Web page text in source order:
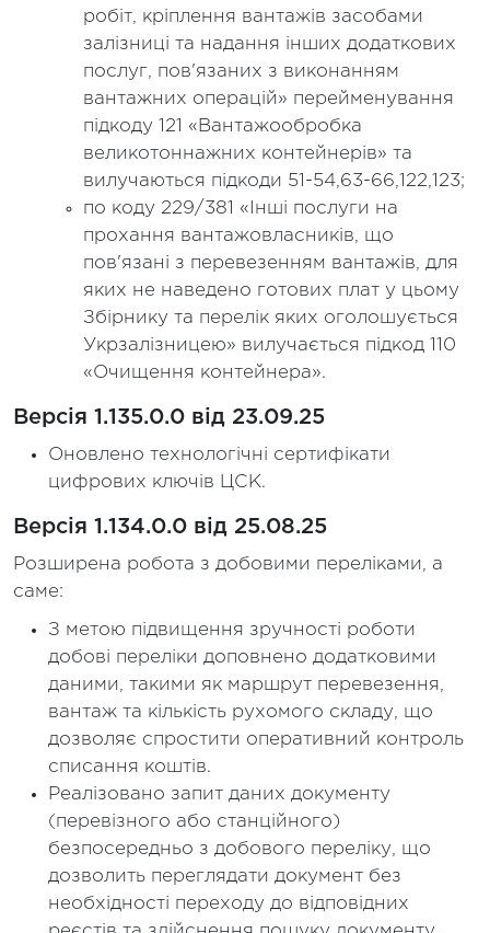
робіт, кріплення вантажів засобами
залізниці та надання інших додаткових
послуг, пов'язаних з виконанням
вантажних операцій» перейменування
підкоду 121 «Вантажообробка
великотоннажних контейнерів» та
вилучаються підкоди 51-54,63-66,122,123;
по коду 229/381 «Інші послуги на
прохання вантажовласників, що
пов'язані з перевезенням вантажів, для
яких не наведено готових плат у цьому
Збірнику та перелік яких оголошується
Укрзалізницею» вилучається підкод 110
«Очищення контейнера».
Версія 1.135.0.0 від 23.09.25
Оновлено технологічні сертифікати
цифрових ключів ЦСК.
Версія 1.134.0.0 від 25.08.25
Розширена робота з добовими переліками, а
саме:
З метою підвищення зручності роботи
добові переліки доповнено додатковими
даними, такими як маршрут перевезення,
вантаж та кількість рухомого складу, що
дозволяє спростити оперативний контроль
списання коштів.
Реалізовано запит даних документу
(перевізного або станційного)
безпосередньо з добового переліку, що
дозволить переглядати документ без
необхідності переходу до відповідних